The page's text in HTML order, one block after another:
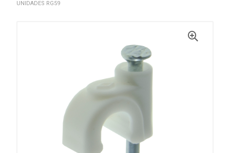
UNIDADES RG59